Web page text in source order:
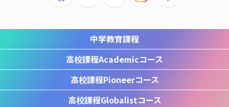
中学教育課程
高校課程Academicコース
高校課程Pioneerコース
高校課程Globalistコース